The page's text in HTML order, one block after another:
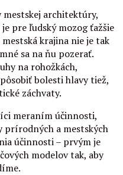
mestskej architektúry,
pre ľudský mozog ťažšie
krajina nie je tak
sa na ňu pozerať.
na rohožkách,
bolesti hlavy tiež,
záchvaty.
meraním účinnosti,
prírodných a mestských
účinnosti – prvým je
modelov tak, aby